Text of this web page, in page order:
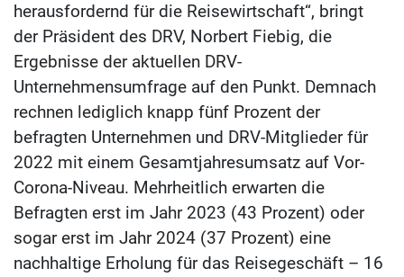
herausfordernd für die Reisewirtschaft“, bringt
der Präsident des DRV, Norbert Fiebig, die
Ergebnisse der aktuellen DRV-
Unternehmensumfrage auf den Punkt. Demnach
rechnen lediglich knapp fünf Prozent der
befragten Unternehmen und DRV-Mitglieder für
2022 mit einem Gesamtjahresumsatz auf Vor-
Corona-Niveau. Mehrheitlich erwarten die
Befragten erst im Jahr 2023 (43 Prozent) oder
sogar erst im Jahr 2024 (37 Prozent) eine
nachhaltige Erholung für das Reisegeschäft – 16